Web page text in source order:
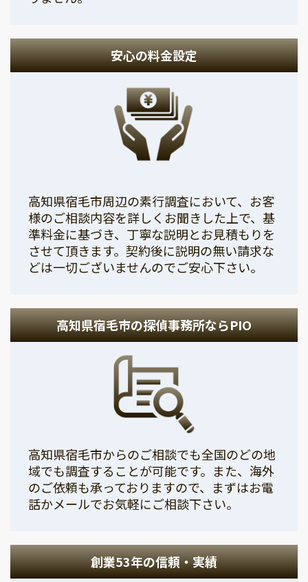
安心の料金設定
高知県宿毛市周辺の素行調査において、お客
様のご相談内容を詳しくお聞きした上で、基
準料金に基づき、丁寧な説明とお見積もりを
させて頂きます。契約後に説明の無い請求な
どは一切ございませんのでご安心下さい。
高知県宿毛市の探偵事務所ならPIO
高知県宿毛市からのご相談でも全国のどの地
域でも調査することが可能です。また、海外
のご依頼も承っておりますので、まずはお電
話かメールでお気軽にご相談下さい。
創業53年の信頼・実績